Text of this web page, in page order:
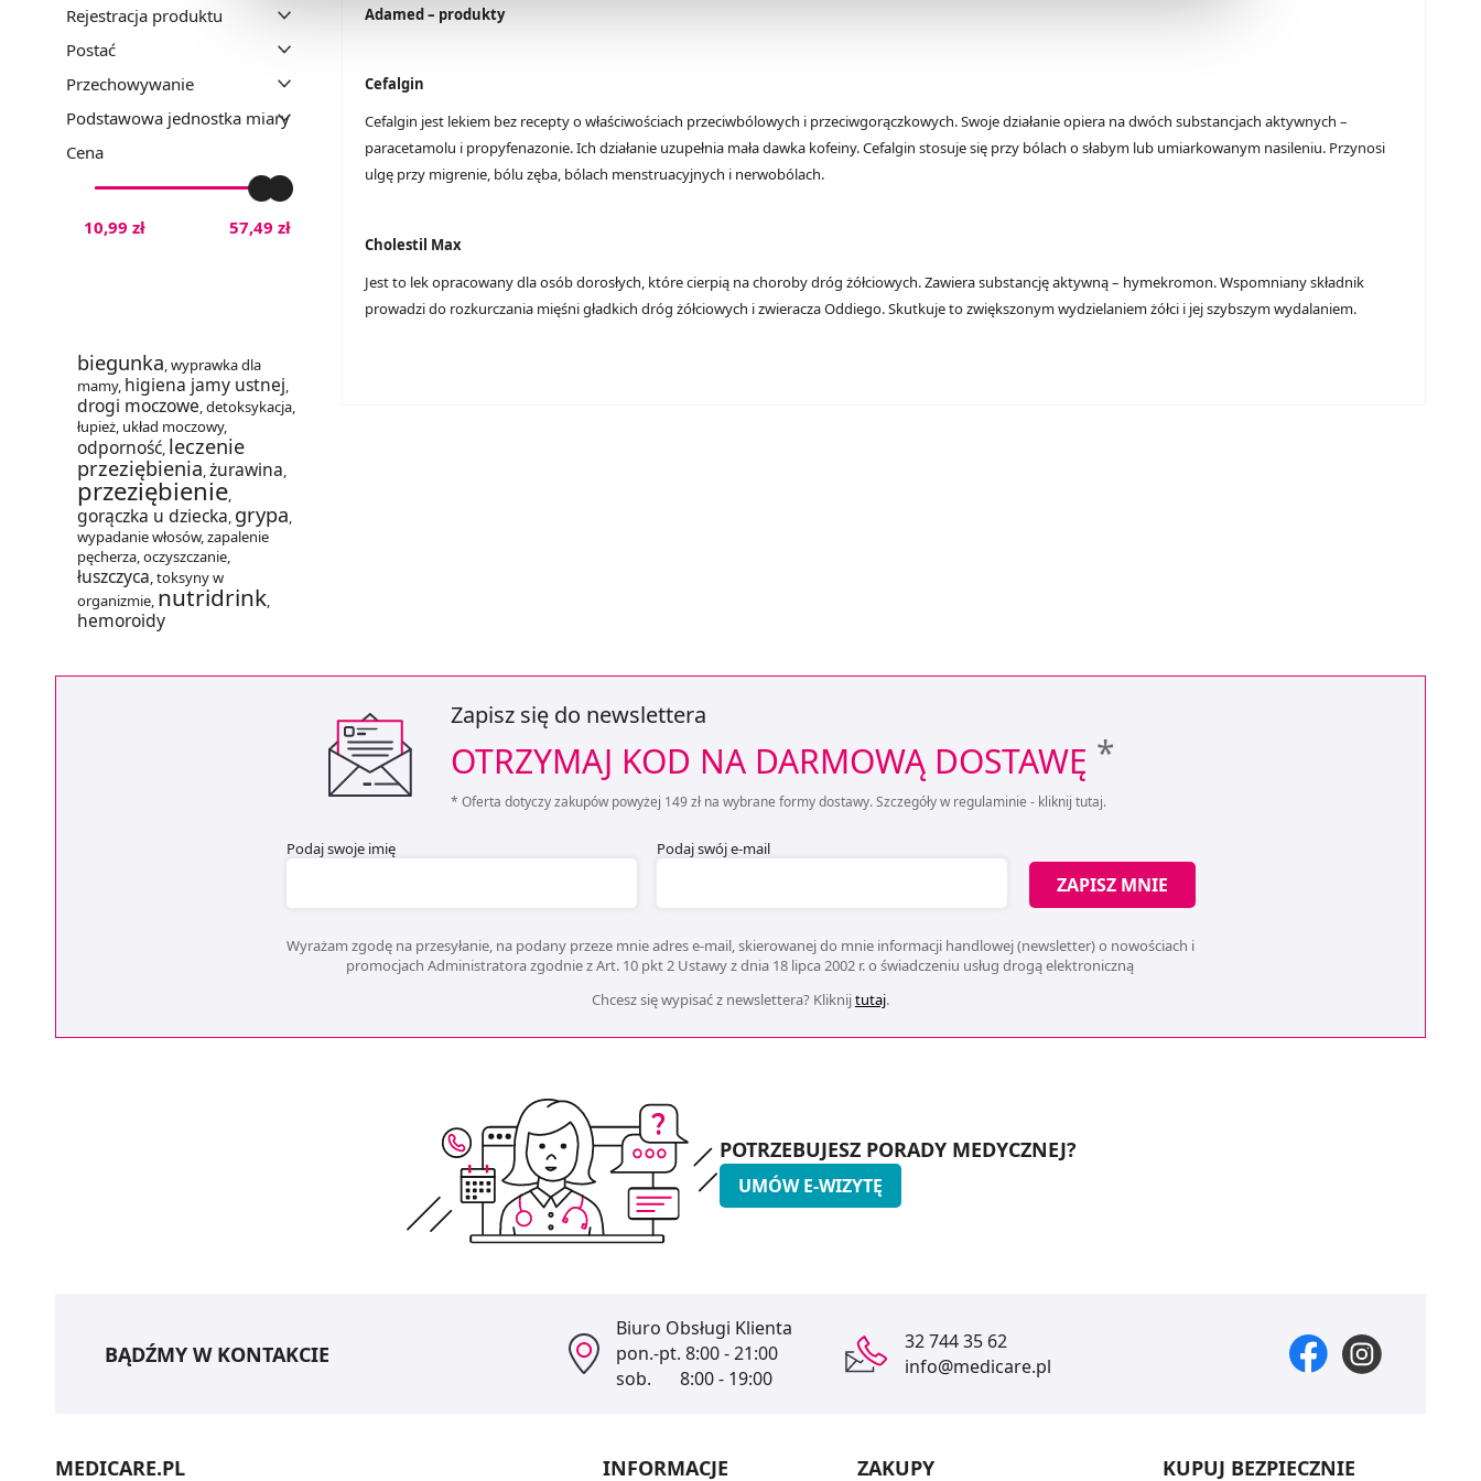
Rejestracja produktu
Postać
Przechowywanie
Podstawowa jednostka miary
Cena
10,99 zł 57,49 zł
biegunka,wyprawka dla
mamy, higiena jamy ustnej,
drogi moczowe,detoksykacja,
łupież, układ moczowy,
odporność, leczenie
przeziębienia,żurawina,
przeziębienie,
gorączka u dziecka, grypa,
wypadanie włosów,zapalenie
pęcherza,oczyszczanie,
łuszczyca,toksyny w
organizmie, nutridrink,
hemoroidy
Adamed – produkty
Cefalgin
Cefalgin jest lekiem bez recepty o właściwościach przeciwbólowych i przeciwgorączkowych. Swoje działanie opiera na dwóch substancjach aktywnych –
paracetamolu i propyfenazonie. Ich działanie uzupełnia mała dawka kofeiny. Cefalgin stosuje się przy bólach o słabym lub umiarkowanym nasileniu. Przynosi
ulgę przy migrenie, bólu zęba, bólach menstruacyjnych i nerwobólach.
Cholestil Max
Jest to lek opracowany dla osób dorosłych, które cierpią na choroby dróg żółciowych. Zawiera substancję aktywną – hymekromon. Wspomniany składnik
prowadzi do rozkurczania mięśni gładkich dróg żółciowych i zwieracza Oddiego. Skutkuje to zwiększonym wydzielaniem żółci i jej szybszym wydalaniem.
Zapisz się do newslettera
OTRZYMAJ KOD NA DARMOWĄ DOSTAWĘ *
* Oferta dotyczy zakupów powyżej 149 zł na wybrane formy dostawy. Szczegóły w regulaminie - kliknij tutaj.
Podaj swoje imię Podaj swój e-mail
ZAPISZ MNIE
Wyrażam zgodę na przesyłanie, na podany przeze mnie adres e-mail, skierowanej do mnie informacji handlowej (newsletter) o nowościach i
promocjach Administratora zgodnie z Art. 10 pkt 2 Ustawy z dnia 18 lipca 2002 r. o świadczeniu usług drogą elektroniczną
Chcesz się wypisać z newslettera? Kliknijtutaj.
POTRZEBUJESZ PORADY MEDYCZNEJ?
UMÓW E-WIZYTĘ
BĄDŹMY W KONTAKCIE
Biuro Obsługi Klienta
pon.-pt. 8:00 - 21:00
sob.
8:00 - 19:00
32 744 35 62
info@medicare.pl
MEDICARE.PL INFORMACJE ZAKUPY KUPUJ BEZPIECZNIE